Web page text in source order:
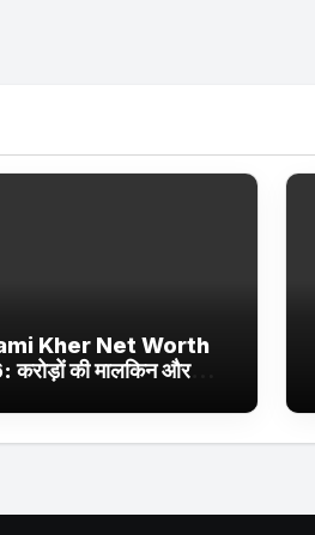
Kher Net Worth
की मालकिन और